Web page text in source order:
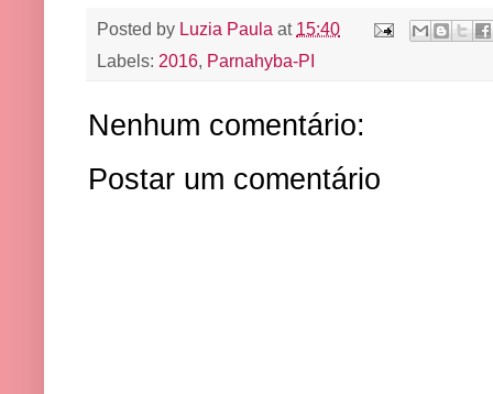
Posted by Luzia Paula at 15:40
Labels: 2016, Parnahyba-PI
Nenhum comentário:
Postar um comentário